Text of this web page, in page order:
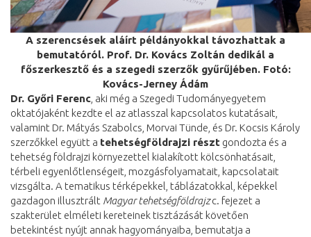
A szerencsések aláírt példányokkal távozhattak a
bemutatóról. Prof. Dr. Kovács Zoltán dedikál a
főszerkesztő és a szegedi szerzők gyűrűjében. Fotó:
Kovács-Jerney Ádám
Dr. Győri Ferenc , aki még a Szegedi Tudományegyetem
oktatójaként kezdte el az atlasszal kapcsolatos kutatásait,
valamint Dr. Mátyás Szabolcs, Morvai Tünde, és Dr. Kocsis Károly
szerzőkkel együtt a tehetségföldrajzi részt gondozta és a
tehetség földrajzi környezettel kialakított kölcsönhatásait,
térbeli egyenlőtlenségeit, mozgásfolyamatait, kapcsolatait
vizsgálta. A tematikus térképekkel, táblázatokkal, képekkel
gazdagon illusztrált Magyar tehetségföldrajzc. fejezet a
szakterület elméleti kereteinek tisztázását követően
betekintést nyújt annak hagyományaiba, bemutatja a